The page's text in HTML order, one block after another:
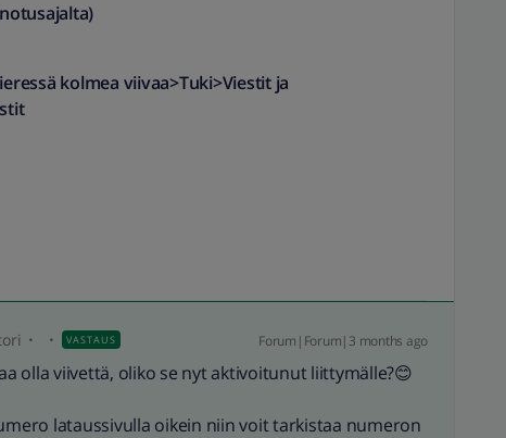
kolmea viivaa>Tuki>Viestit ja
VASTAUS Forum|Forum|3 months ago
olla viivettä, oliko se nyt aktivoitunut liittymälle?😊
lataussivulla oikein niin voit tarkistaa numeron